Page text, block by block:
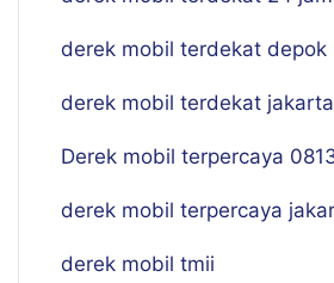
derek mobil terdekat depok
derek mobil terdekat jakarta
Derek mobil terpercaya
derek mobil terpercaya
derek mobil tmii